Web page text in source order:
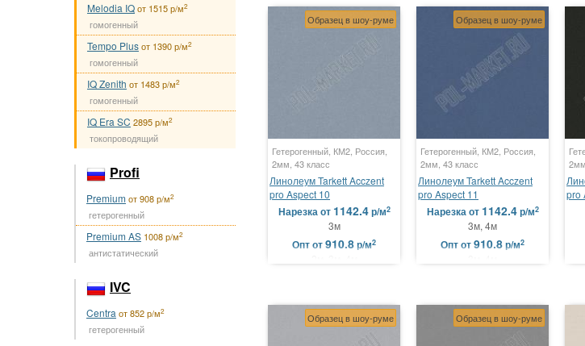
Melodia IQот 1515 р/м2
гомогенный
Tempo Plusот 1390 р/м2
гомогенный
IQ Zenith от 1483 р/м2
гомогенный
IQ Era SC 2895 р/м2
токопроводящий
Profi
Premium от 908 р/м2
гетерогенный
Premium AS 1008 р/м2
антистатический
IVC
Centra от 852 р/м2
гетерогенный
Образец в шоу-руме
Гетерогенный, КМ2, Россия,
2мм, 43 класс
Линолеум Tarkett Acczent
pro Aspect 10
Нарезкаот 1142.4р/м2
3м
Оптот910.8р/м2
Образец в шоу-руме
Гетерогенный, КМ2, Россия,
2мм, 43 класс
Линолеум Tarkett Acczent
pro Aspect 11
Нарезкаот 1142.4р/м2
3м, 4м
Оптот910.8р/м2
pro
Образец в шоу-руме Образец в шоу-руме